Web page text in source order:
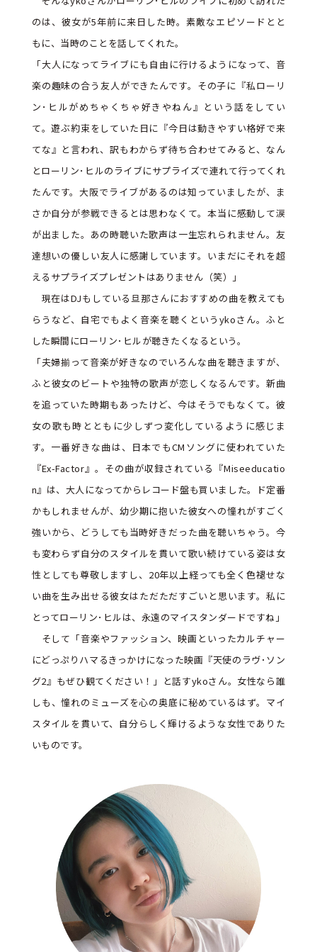
のは、彼女が5年前に来日した時。素敵なエピソードとと
もに、当時のことを話してくれた。
「大人になってライブにも自由に行けるようになって、音
楽の趣味の合う友人ができたんです。その子に『私ローリ
ン･ヒルがめちゃくちゃ好きやねん』という話をしてい
て。遊ぶ約束をしていた日に『今日は動きやすい格好で来
てな』と言われ、訳もわからず待ち合わせてみると、なん
とローリン･ヒルのライブにサプライズで連れて行ってくれ
たんです。大阪でライブがあるのは知っていましたが、ま
さか自分が参戦できるとは思わなくて。本当に感動して涙
が出ました。あの時聴いた歌声は一生忘れられません。友
達想いの優しい友人に感謝しています。いまだにそれを超
えるサプライズプレゼントはありません（笑）」
現在はDJもしている旦那さんにおすすめの曲を教えても
らうなど、自宅でもよく音楽を聴くというykoさん。ふと
した瞬間にローリン･ヒルが聴きたくなるという。
「夫婦揃って音楽が好きなのでいろんな曲を聴きますが、
ふと彼女のビートや独特の歌声が恋しくなるんです。新曲
を追っていた時期もあったけど、今はそうでもなくて。彼
女の歌も時とともに少しずつ変化しているように感じま
す。一番好きな曲は、日本でもCMソングに使われていた
『Ex-Factor』。その曲が収録されている『Miseeducatio
n』は、大人になってからレコード盤も買いました。ド定番
かもしれませんが、幼少期に抱いた彼女への憧れがすごく
強いから、どうしても当時好きだった曲を聴いちゃう。今
も変わらず自分のスタイルを貫いて歌い続けている姿は女
性としても尊敬しますし、20年以上経っても全く色褪せな
い曲を生み出せる彼女はただただすごいと思います。私に
とってローリン･ヒルは、永遠のマイスタンダードですね」
そして「音楽やファッション、映画といったカルチャー
にどっぷりハマるきっかけになった映画『天使のラヴ･ソン
グ2』もぜひ観てください！」と話すykoさん。女性なら誰
しも、憧れのミューズを心の奥底に秘めているはず。マイ
スタイルを貫いて、自分らしく輝けるような女性でありた
いものです。